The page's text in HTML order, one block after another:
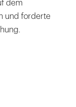
dem
und forderte